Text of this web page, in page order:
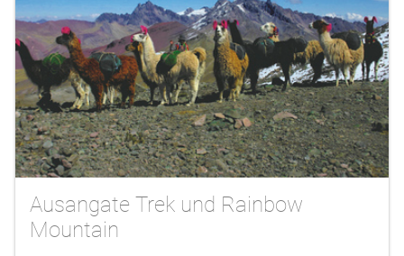
Ausangate Trek und Rainbow
Mountain